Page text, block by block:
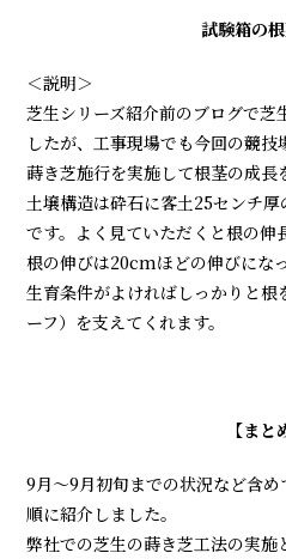
試験箱の
＜説明＞
芝生シリーズ紹介前のブログで芝
したが、工事現場でも今回の競技
蒔き芝施行を実施して根茎の成
土壌構造は砕石に客土25センチ
です。よく見ていただくと根の伸
根の伸びは20cmほどの伸びにな
生育条件がよければしっかりと根
ーフ）を支えてくれます。
【まと
9月～9月初旬までの状況など含め
順に紹介しました。
弊社での芝生の蒔き芝工法の実施